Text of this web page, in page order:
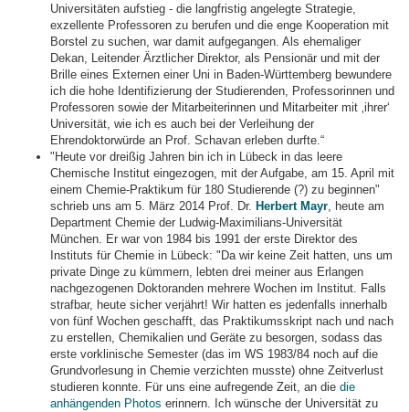
Universitäten aufstieg - die langfristig angelegte Strategie,
exzellente Professoren zu berufen und die enge Kooperation mit
Borstel zu suchen, war damit aufgegangen. Als ehemaliger
Dekan, Leitender Ärztlicher Direktor, als Pensionär und mit der
Brille eines Externen einer Uni in Baden-Württemberg bewundere
ich die hohe Identifizierung der Studierenden, Professorinnen und
Professoren sowie der Mitarbeiterinnen und Mitarbeiter mit ‚ihrer‘
Universität, wie ich es auch bei der Verleihung der
Ehrendoktorwürde an Prof. Schavan erleben durfte.“
"Heute vor dreißig Jahren bin ich in Lübeck in das leere
Chemische Institut eingezogen, mit der Aufgabe, am 15. April mit
einem Chemie-Praktikum für 180 Studierende (?) zu beginnen"
schrieb uns am 5. März 2014 Prof. Dr. Herbert Mayr, heute am
Department Chemie der Ludwig-Maximilians-Universität
München. Er war von 1984 bis 1991 der erste Direktor des
Instituts für Chemie in Lübeck: "Da wir keine Zeit hatten, uns um
private Dinge zu kümmern, lebten drei meiner aus Erlangen
nachgezogenen Doktoranden mehrere Wochen im Institut. Falls
strafbar, heute sicher verjährt! Wir hatten es jedenfalls innerhalb
von fünf Wochen geschafft, das Praktikumsskript nach und nach
zu erstellen, Chemikalien und Geräte zu besorgen, sodass das
erste vorklinische Semester (das im WS 1983/84 noch auf die
Grundvorlesung in Chemie verzichten musste) ohne Zeitverlust
studieren konnte. Für uns eine aufregende Zeit, an die die
anhängenden Photos erinnern. Ich wünsche der Universität zu